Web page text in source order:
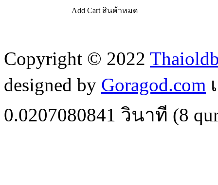
Add Cart สินค้าหมด
Copyright © 2022
designed by Goragod.com
0.0207080841 วินาที (8